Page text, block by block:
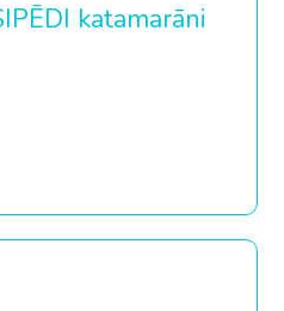
katamarāni